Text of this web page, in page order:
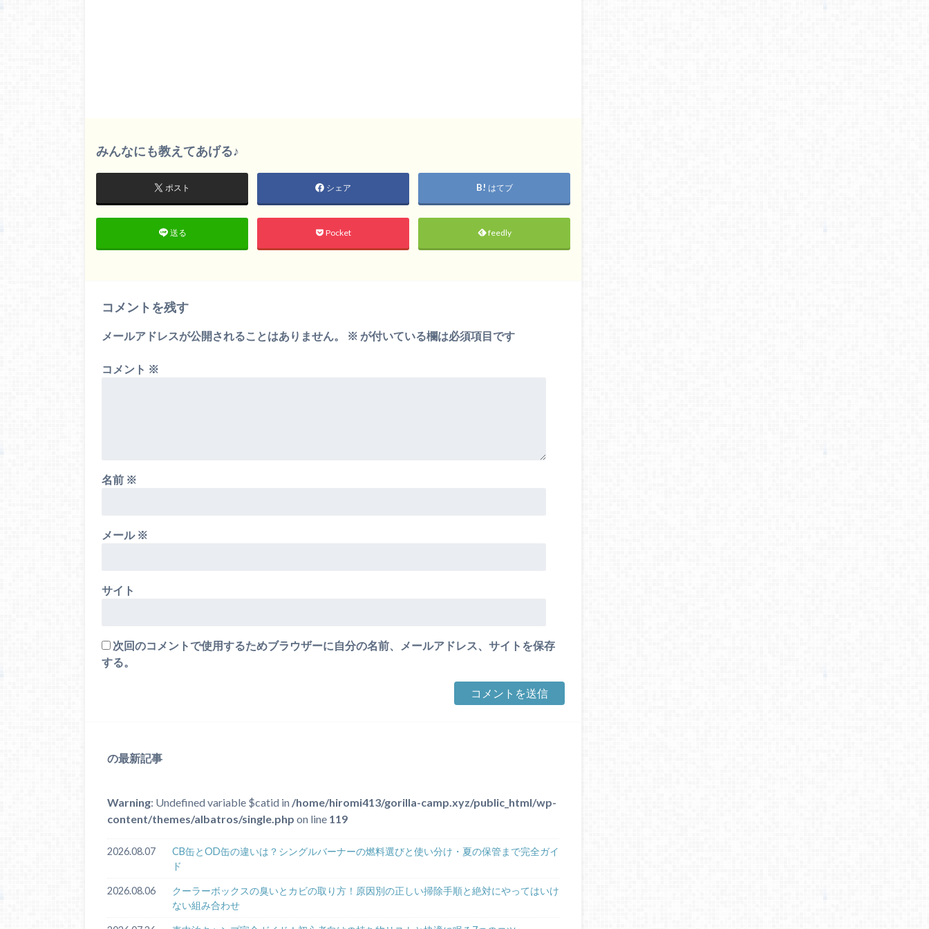
みんなにも教えてあげる♪
ポスト シェア はてブ
送る Pocket feedly
コメントを残す
メールアドレスが公開されることはありません。 ※ が付いている欄は必須項目です
コメント ※
名前 ※
メール ※
サイト
次回のコメントで使用するためブラウザーに自分の名前、メールアドレス、サイトを保存
する。
の最新記事
Warning: Undefined variable $catid in /home/hiromi413/gorilla-camp.xyz/public_html/wp-
content/themes/albatros/single.php on line 119
2026.08.07
CB缶とOD缶の違いは？シングルバーナーの燃料選びと使い分け・夏の保管まで完全ガイ
ド
2026.08.06
クーラーボックスの臭いとカビの取り方！原因別の正しい掃除手順と絶対にやってはいけ
ない組み合わせ